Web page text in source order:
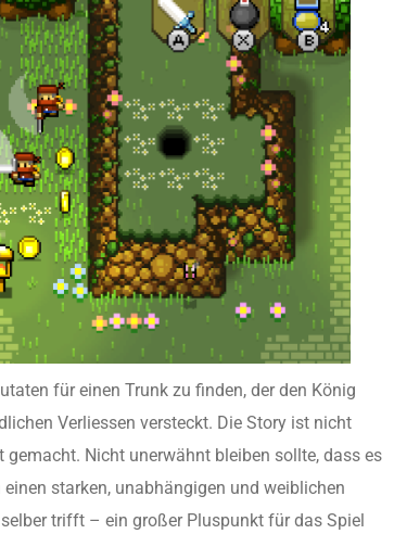
für einen Trunk zu finden, der den König
Verliessen versteckt. Die Story ist nicht
Nicht unerwähnt bleiben sollte, dass es
starken, unabhängigen und weiblichen
trifft – ein großer Pluspunkt für das Spiel